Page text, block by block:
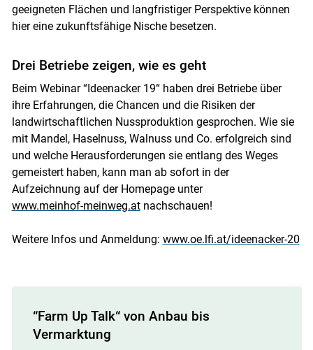
geeigneten Flächen und langfristiger Perspektive können
hier eine zukunftsfähige Nische besetzen.
Drei Betriebe zeigen, wie es geht
Beim Webinar “Ideenacker 19“ haben drei Betriebe über
ihre Erfahrungen, die Chancen und die Risiken der
landwirtschaftlichen Nussproduktion gesprochen. Wie sie
mit Mandel, Haselnuss, Walnuss und Co. erfolgreich sind
und welche Herausforderungen sie entlang des Weges
gemeistert haben, kann man ab sofort in der
Aufzeichnung auf der Homepage unter
www.meinhof-meinweg.atnachschauen!
Weitere Infos und Anmeldung: www.oe.lfi.at/ideenacker-20
“Farm Up Talk“ von Anbau bis
Vermarktung